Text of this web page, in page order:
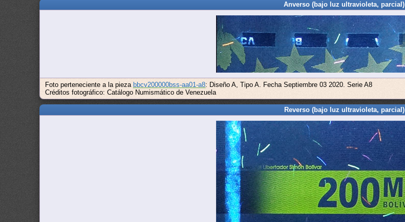
Anverso (bajo luz ultravioleta, parcial)
Foto perteneciente a la pieza bbcv200000bss-aa01-a8: Diseño A, Tipo A. Fecha Septiembre 03 2020. Serie A8
Créditos fotográfico: Catálogo Numismático de Venezuela
Reverso (bajo luz ultravioleta, parcial)